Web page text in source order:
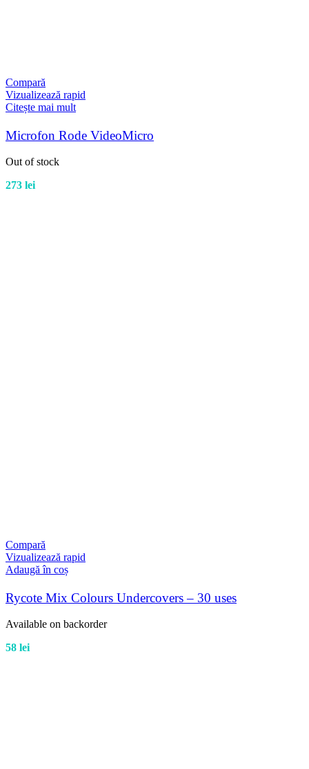
Compară
Vizualizează rapid
Citește mai mult
Microfon Rode VideoMicro
Out of stock
273 lei
Compară
Vizualizează rapid
Adaugă în coș
Rycote Mix Colours Undercovers – 30 uses
Available on backorder
58 lei